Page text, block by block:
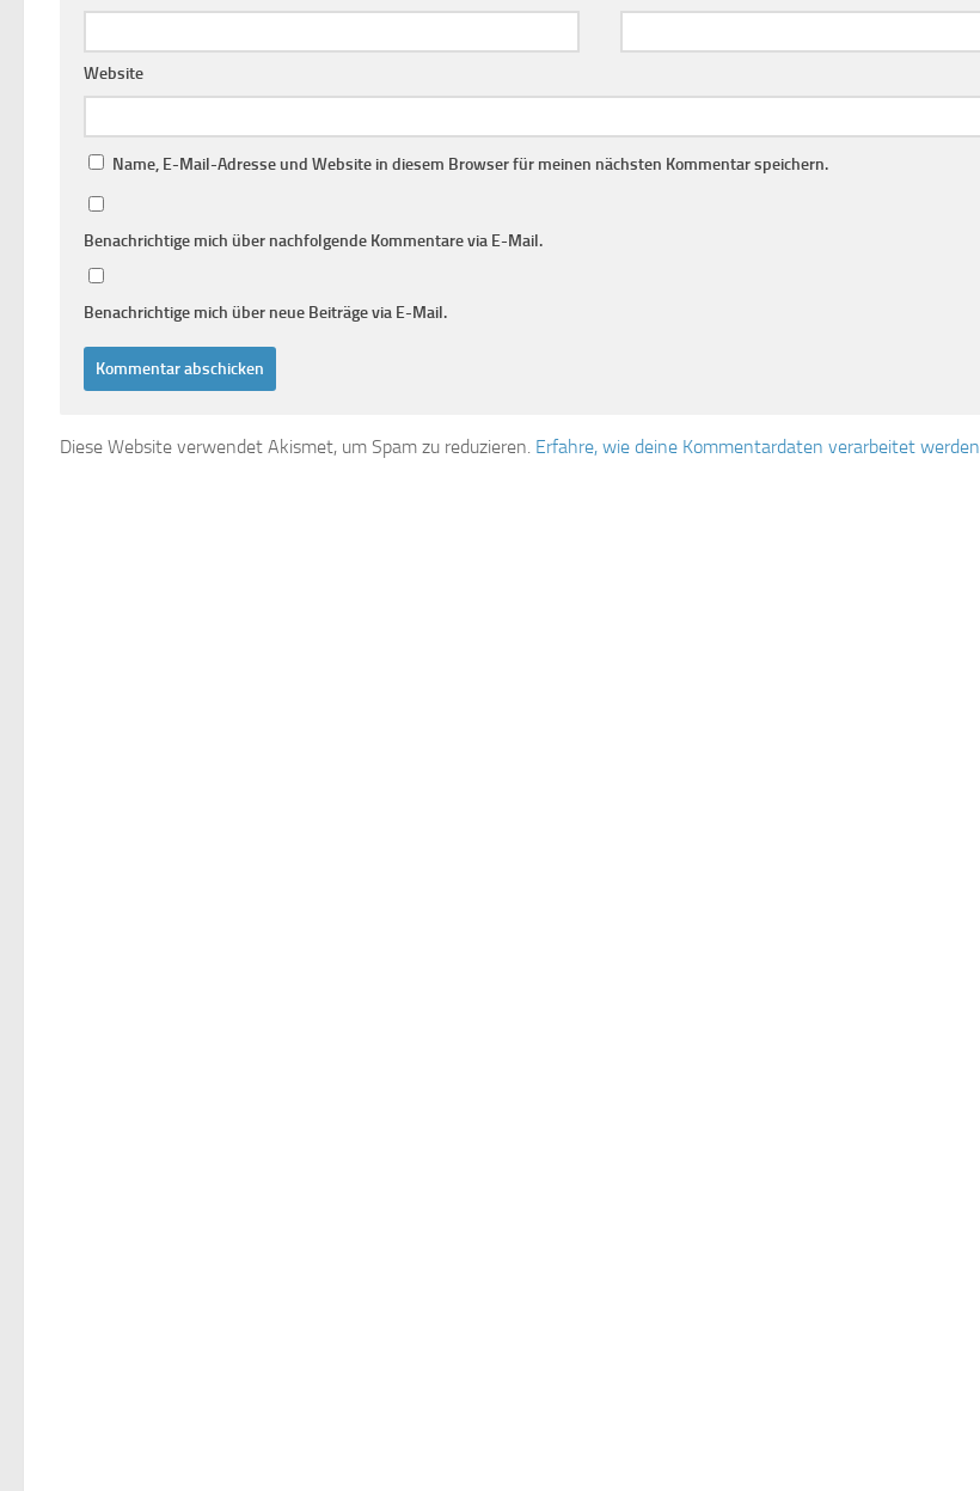
Website
Name, E-Mail-Adresse und Website in diesem Browser für meinen nächsten Kommentar speichern.
Benachrichtige mich über nachfolgende Kommentare via E-Mail.
Benachrichtige mich über neue Beiträge via E-Mail.
Diese Website verwendet Akismet, um Spam zu reduzieren. Erfahre, wie deine Kommentardaten verarbeitet werden.